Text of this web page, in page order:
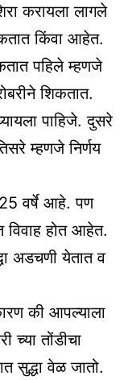
करायला लागले
किंवा आहेत.
पहिले म्हणजे
शिकतात.
पाहिजे. दुसरे
म्हणजे निर्णय
वर्षे आहे. पण
विवाह होत आहेत.
अडचणी येतात व
की आपल्याला
च्या तोंडीचा
सुद्धा वेळ जातो.